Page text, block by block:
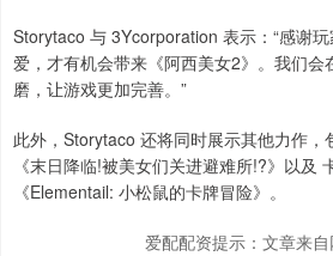
Storytaco 与 3Ycorporation 表示：“感谢
爱，才有机会带来《阿西美女2》。我们
磨，让游戏更加完善。”
此外，Storytaco 还将同时展示其他力作，
《末日降临!被美女们关进避难所!?》以及
《Elementail: 小松鼠的卡牌冒险》。
爱配配资提示：文章来自